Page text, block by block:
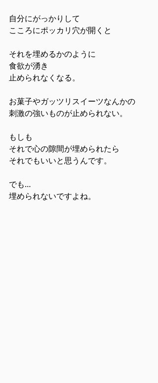
自分にがっかりして
こころにポッカリ穴が開くと
それを埋めるかのように
食欲が湧き
止められなくなる。
お菓子やガッツリスイーツなんかの
刺激の強いものが止められない。
もしも
それで心の隙間が埋められたら
それでもいいと思うんです。
でも…
埋められないですよね。